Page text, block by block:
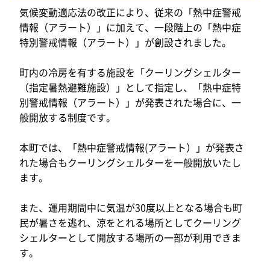
気候変動適応法の改正により、従来の「熱中症警戒
情報（アラート）」に加えて、一段階上の「熱中症
特別警戒情報（アラート）」が創設されました。
町内の冷房を有する施設を「クーリングシェルター
（指定暑熱避難施設）」として指定し、「熱中症特
別警戒情報（アラート）」が発表された場合に、一
般開放する制度です。
本町では、「熱中症警戒情報(アラート）」が発表さ
れた場合もクーリングシェルターを一般開放いたし
ます。
また、運用期間中に気温が30度以上となる場合も町
民が暑さを逃れ、涼をとれる場所としてクーリング
シェルターとして開放する場所の一部が利用できま
す。